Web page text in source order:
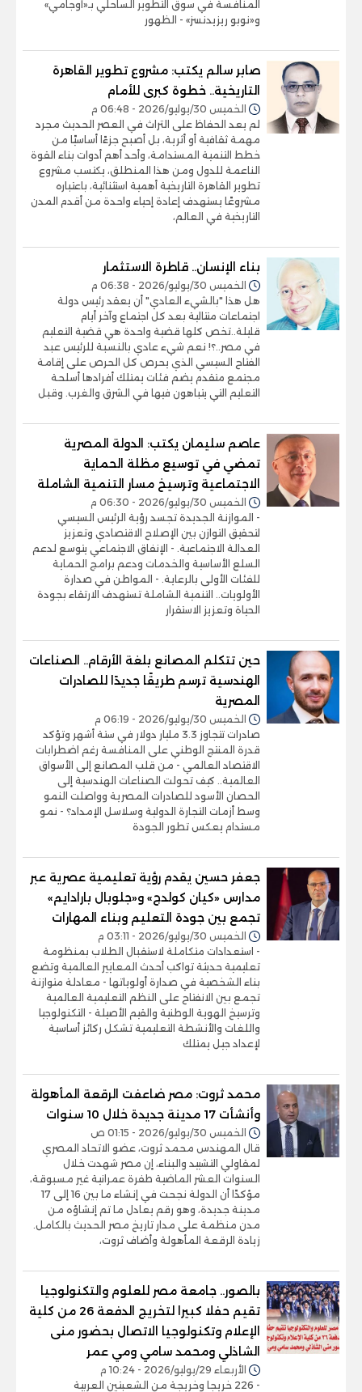
المنافسة في سوق التطوير الساحلي بـ«أوجامي»
و«نوبو ريزيدنسز» - الظهور
صابر سالم يكتب: مشروع تطوير القاهرة
التاريخية.. خطوة كبرى للأمام
الخميس 30/يوليو/2026 - 06:48 م
لم يعد الحفاظ على التراث في العصر الحديث مجرد
مهمة ثقافية أو أثرية، بل أصبح جزءًا أساسيًا من
خطط التنمية المستدامة، وأحد أهم أدوات بناء القوة
الناعمة للدول ومن هذا المنطلق، يكتسب مشروع
تطوير القاهرة التاريخية أهمية استثنائية، باعتباره
مشروعًا يستهدف إعادة إحياء واحدة من أقدم المدن
التاريخية في العالم،
بناء الإنسان.. قاطرة الاستثمار
الخميس 30/يوليو/2026 - 06:38 م
هل هذا "بالشيء العادي" أن يعقد رئيس دولة
اجتماعات متتالية بعد كل اجتماع وآخر أيام
قليلة..تخص كلها قضية واحدة هي قضية التعليم
في مصر..؟! نعم شيء عادي بالنسبة للرئيس عبد
الفتاح السيسي الذي يحرص كل الحرص على إقامة
مجتمع متقدم يضم فئات يمتلك أفرادها أسلحة
التعليم التي يتباهون فيها في الشرق والغرب. وقبل
عاصم سليمان يكتب: الدولة المصرية
تمضي في توسيع مظلة الحماية
الاجتماعية وترسيخ مسار التنمية الشاملة
الخميس 30/يوليو/2026 - 06:30 م
- الموازنة الجديدة تجسد رؤية الرئيس السيسي
لتحقيق التوازن بين الإصلاح الاقتصادي وتعزيز
العدالة الاجتماعية. - الإنفاق الاجتماعي يتوسع لدعم
السلع الأساسية والخدمات ودعم برامج الحماية
للفئات الأولى بالرعاية. - المواطن في صدارة
الأولويات.. التنمية الشاملة تستهدف الارتقاء بجودة
الحياة وتعزيز الاستقرار
حين تتكلم المصانع بلغة الأرقام.. الصناعات
الهندسية ترسم طريقًا جديدًا للصادرات
المصرية
الخميس 30/يوليو/2026 - 06:19 م
صادرات تتجاوز 3.3 مليار دولار في ستة أشهر وتؤكد
قدرة المنتج الوطني على المنافسة رغم اضطرابات
الاقتصاد العالمي - من قلب المصانع إلى الأسواق
العالمية.. كيف تحولت الصناعات الهندسية إلى
الحصان الأسود للصادرات المصرية وواصلت النمو
وسط أزمات التجارة الدولية وسلاسل الإمداد؟ - نمو
مستدام يعكس تطور الجودة
جعفر حسين يقدم رؤية تعليمية عصرية عبر
مدارس «كيان كولدج» و«جلوبال بارادايم»
تجمع بين جودة التعليم وبناء المهارات
الخميس 30/يوليو/2026 - 03:11 م
- استعدادات متكاملة لاستقبال الطلاب بمنظومة
تعليمية حديثة تواكب أحدث المعايير العالمية وتضع
بناء الشخصية في صدارة أولوياتها - معادلة متوازنة
تجمع بين الانفتاح على النظم التعليمية العالمية
وترسيخ الهوية الوطنية والقيم الأصيلة - التكنولوجيا
واللغات والأنشطة التعليمية تشكل ركائز أساسية
لإعداد جيل يمتلك
محمد ثروت: مصر ضاعفت الرقعة المأهولة
وأنشأت 17 مدينة جديدة خلال 10 سنوات
الخميس 30/يوليو/2026 - 01:15 ص
قال المهندس محمد ثروت، عضو الاتحاد المصري
لمقاولي التشييد والبناء، إن مصر شهدت خلال
السنوات العشر الماضية طفرة عمرانية غير مسبوقة،
مؤكدًا أن الدولة نجحت في إنشاء ما بين 16 إلى 17
مدينة جديدة، وهو رقم يعادل ما تم إنشاؤه من
مدن منظمة على مدار تاريخ مصر الحديث بالكامل.
زيادة الرقعة المأهولة وأضاف ثروت،
بالصور.. جامعة مصر للعلوم والتكنولوجيا
تقيم حفلا كبيرا لتخريج الدفعة 26 من كلية
الإعلام وتكنولوجيا الاتصال بحضور منى
الشاذلي ومحمد سامي ومي عمر
الأربعاء 29/يوليو/2026 - 10:24 م
- 226 خريجا وخريجة من الشعبتين العربية